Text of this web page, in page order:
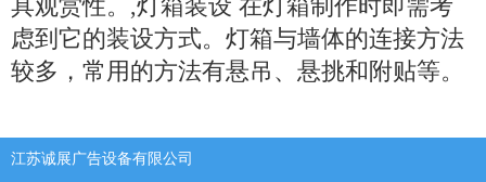
具观赏性。,灯箱装设 在灯箱制作时即需考
虑到它的装设方式。灯箱与墙体的连接方法
较多，常用的方法有悬吊、悬挑和附贴等。
江苏诚展广告设备有限公司